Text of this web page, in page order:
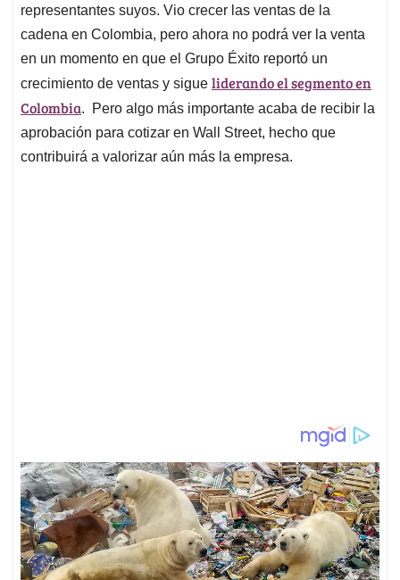
representantes suyos. Vio crecer las ventas de la
cadena en Colombia, pero ahora no podrá ver la venta
en un momento en que el Grupo Éxito reportó un
crecimiento de ventas y sigue liderando el segmento en
Colombia. Pero algo más importante acaba de recibir la
aprobación para cotizar en Wall Street, hecho que
contribuirá a valorizar aún más la empresa.